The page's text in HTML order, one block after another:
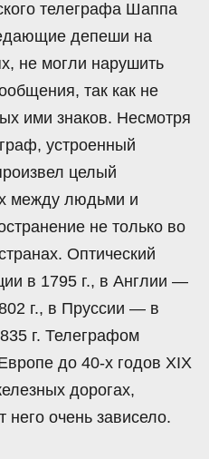
телеграфа Шаппа
депеши на
не могли нарушить
так как не
ими знаков. Несмотря
устроенный
целый
между людьми и
не только во
Оптический
в 1795 г., в Англии —
г., в Пруссии — в
г. Телеграфом
до 40-х годов XIX
дорогах,
него очень зависело.